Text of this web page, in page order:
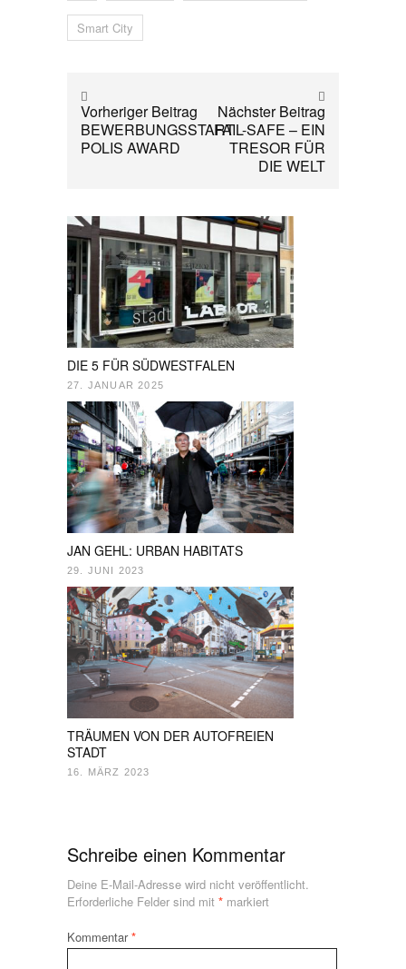
Smart City
Vorheriger Beitrag
BEWERBUNGSSTART
POLIS AWARD
Nächster Beitrag
FAIL-SAFE – EIN
TRESOR FÜR
DIE WELT
DIE 5 FÜR SÜDWESTFALEN
27. JANUAR 2025
JAN GEHL: URBAN HABITATS
29. JUNI 2023
TRÄUMEN VON DER AUTOFREIEN
STADT
16. MÄRZ 2023
Schreibe einen Kommentar
Deine E-Mail-Adresse wird nicht veröffentlicht.
Erforderliche Felder sind mit * markiert
Kommentar*